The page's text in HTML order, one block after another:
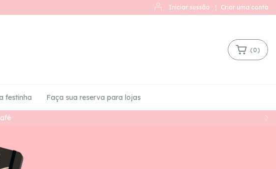
Iniciar sessão Criar uma conta
(0)
festinha Faça sua reserva para lojas